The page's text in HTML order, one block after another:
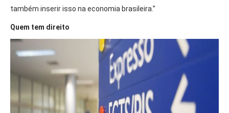
também inserir isso na economia brasileira.”
Quem tem direito